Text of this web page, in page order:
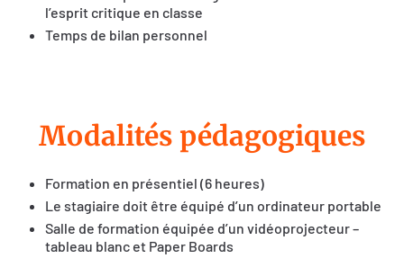
l’esprit critique en classe
Temps de bilan personnel
Modalités pédagogiques
Formation en présentiel (6 heures)
Le stagiaire doit être équipé d’un ordinateur portable
Salle de formation équipée d’un vidéoprojecteur –
tableau blanc et Paper Boards